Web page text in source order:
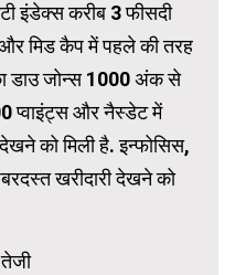
इंडेक्स करीब 3 फीसदी
मिड कैप में पहले की तरह
डाउ जोन्स 1000 अंक से
प्वाइंट्स और नैस्डेट में
को मिली है. इन्फोसिस,
खरीदारी देखने को